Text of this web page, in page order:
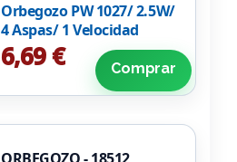
Orbegozo PW 1027/ 2.5W/
4 Aspas/ 1 Velocidad
6,69 € Comprar